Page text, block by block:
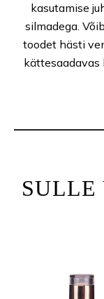
kasutamise
silmadega.
toodet hästi
kättesaadavas